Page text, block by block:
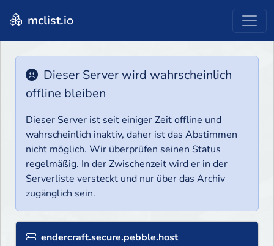
mclist.io
Dieser Server wird wahrscheinlich
offline bleiben
Dieser Server ist seit einiger Zeit offline und
wahrscheinlich inaktiv, daher ist das Abstimmen
nicht möglich. Wir überprüfen seinen Status
regelmäßig. In der Zwischenzeit wird er in der
Serverliste versteckt und nur über das Archiv
zugänglich sein.
endercraft.secure.pebble.host